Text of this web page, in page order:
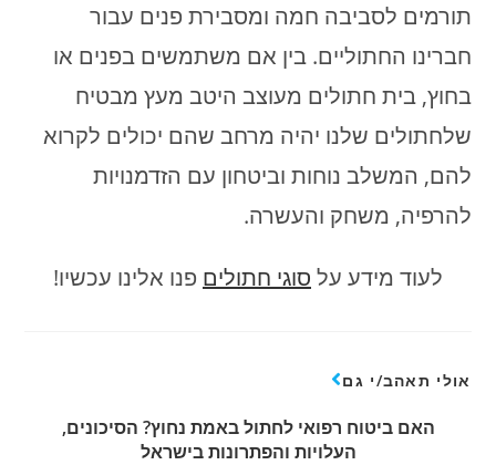
תורמים לסביבה חמה ומסבירת פנים עבור
חברינו החתוליים. בין אם משתמשים בפנים או
בחוץ, בית חתולים מעוצב היטב מעץ מבטיח
שלחתולים שלנו יהיה מרחב שהם יכולים לקרוא
להם, המשלב נוחות וביטחון עם הזדמנויות
להרפיה, משחק והעשרה.
לעוד מידע על סוגי חתולים פנו אלינו עכשיו!
אולי תאהב/י גם
האם ביטוח רפואי לחתול באמת נחוץ? הסיכונים,
העלויות והפתרונות בישראל